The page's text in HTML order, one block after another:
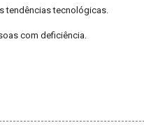
tendências tecnológicas.
com deficiência.